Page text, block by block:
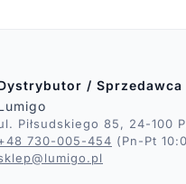
/ Sprzedawca
Piłsudskiego 85, 24-100
730-005-454 (Pn-Pt